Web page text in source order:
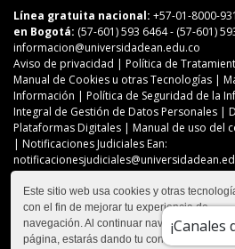
Este sitio web usa cookies y otras
con el fin de mejorar tu experiencia de
navegación. Al continuar navegando en
página, estarás dando tu consentimiento
¡Canales
Línea gratuita nacional: +57-01-8000-
en Bogotá: (57-601) 593 6464- (57-601)
informacion@universidadean.edu.co
Aviso de privacidad | Política de
Manual de Cookies u otras Tecnologías |
Información | Política de Seguridad de la
Integral de Gestión de Datos Personales |
Plataformas Digitales | Manual de uso del
| Notificaciones Judiciales Ean:
Menú Redes Sociales